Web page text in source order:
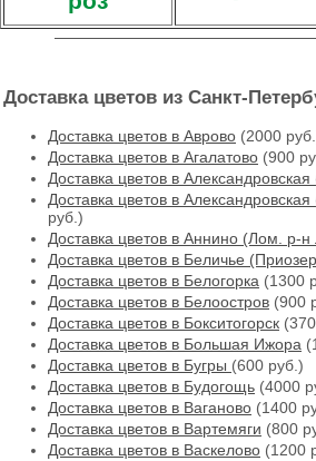
Доставка цветов из Санкт-
Доставка цветов в Аврово (2000
Доставка цветов в Агалатово (900
Доставка цветов в
Доставка цветов в
руб.)
Доставка цветов в Аннино (Лом. р-
Доставка цветов в Беличье
Доставка цветов в Белогорка (1300
Доставка цветов в Белоостров (900
Доставка цветов в Бокситогорск
Доставка цветов в Большая Ижора
Доставка цветов в Бугры (600 руб.)
Доставка цветов в Будогощь (4000
Доставка цветов в Ваганово (1400
Доставка цветов в Вартемяги (800
Доставка цветов в Васкелово (1200